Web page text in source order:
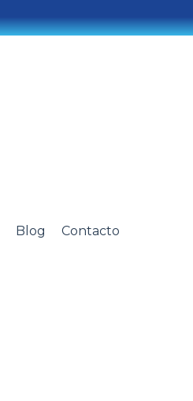
Blog Contacto